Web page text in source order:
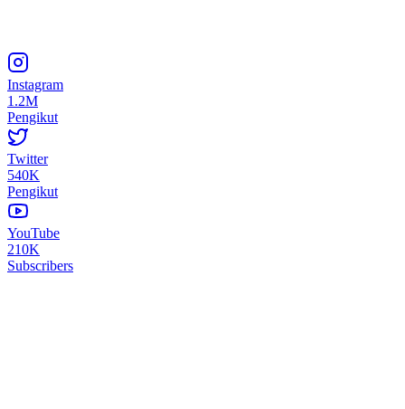
Instagram
1.2M
Pengikut
Twitter
540K
Pengikut
YouTube
210K
Subscribers